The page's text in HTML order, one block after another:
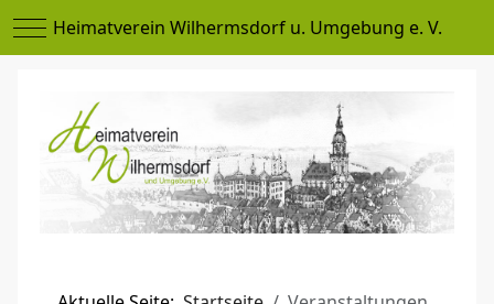
Mobile Menu Toggle
Heimatverein Wilhermsdorf u. Umgebung e. V.